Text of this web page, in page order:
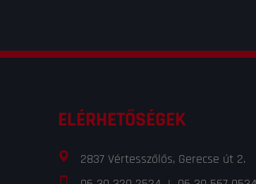
ELÉRHETŐSÉGEK
2837 Vértesszőlős, Gerecse út 2.